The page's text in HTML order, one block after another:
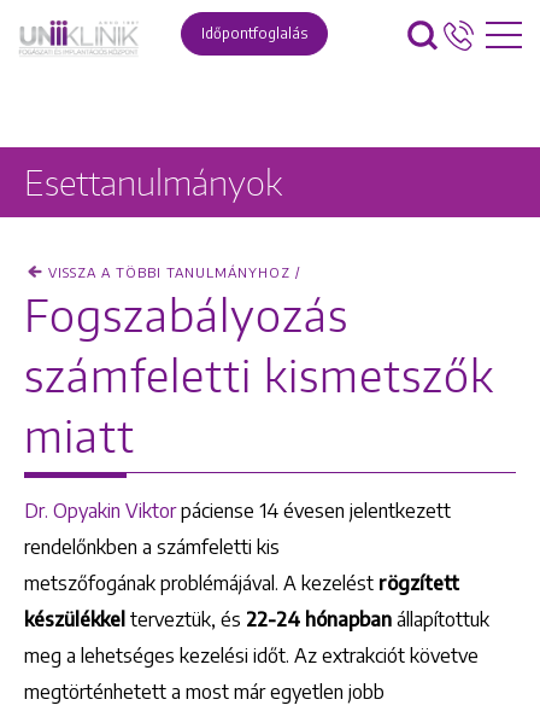
Időpontfoglalás
Esettanulmányok
VISSZA A TÖBBI TANULMÁNYHOZ /
Fogszabályozás
számfeletti kismetszők
miatt
Dr. Opyakin Viktorpáciense 14 évesen jelentkezett
rendelőnkben a számfeletti kis
metszőfogának problémájával. A kezelést rögzített
készülékkel terveztük, és 22-24 hónapban állapítottuk
meg a lehetséges kezelési időt. Az extrakciót követve
megtörténhetett a most már egyetlen jobb